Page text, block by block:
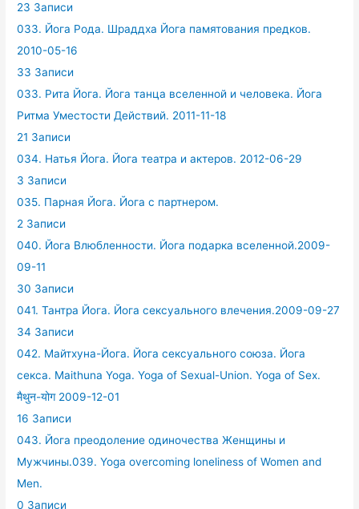
23 Записи
033. Йога Рода. Шраддха Йога памятования предков.
2010-05-16
33 Записи
033. Рита Йога. Йога танца вселенной и человека. Йога
Ритма Уместости Действий. 2011-11-18
21 Записи
034. Натья Йога. Йога театра и актеров. 2012-06-29
3 Записи
035. Парная Йога. Йога с партнером.
2 Записи
040. Йога Влюбленности. Йога подарка вселенной.2009-
09-11
30 Записи
041. Тантра Йога. Йога сексуального влечения.2009-09-27
34 Записи
042. Майтхуна-Йога. Йога сексуального союза. Йога
секса. Maithuna Yoga. Yoga of Sexual-Union. Yoga of Sex.
मैथुन-योग 2009-12-01
16 Записи
043. Йога преодоление одиночества Женщины и
Мужчины.039. Yoga overcoming loneliness of Women and
Men.
0 Записи